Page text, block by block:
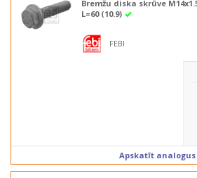
Bremžu diska skrūve
L=60 (10.9)
FEBI
Apskatīt analogus